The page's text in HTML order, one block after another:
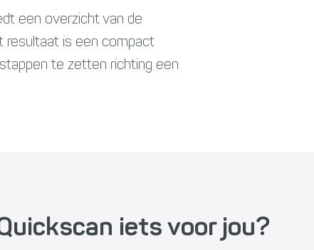
een overzicht van de
resultaat is een compact
te zetten richting een
iets voor jou?